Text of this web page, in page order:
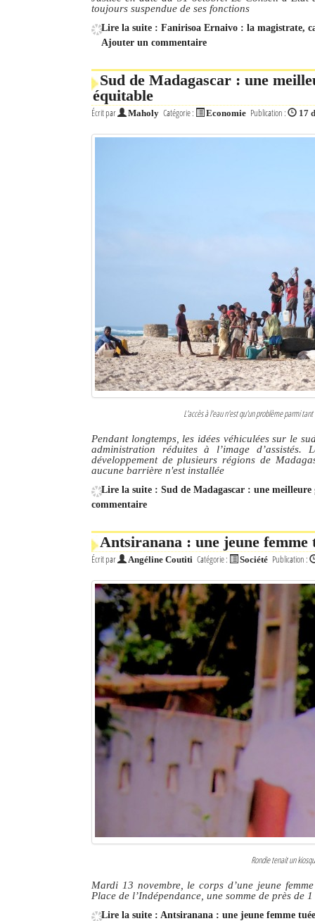
toujours suspendue de ses fonctions
Lire la suite : Fanirisoa Ernaivo : la magistrate,
Ajouter un commentaire
Sud de Madagascar : une
équitable
Écrit par Maholy Catégorie : Economie Publication : 17
L'accès à l'eau n'est qu'un problème parmi
Pendant longtemps, les idées véhiculées sur le
administration réduites à l’image
développement de plusieurs régions de
aucune barrière n'est installée
Lire la suite : Sud de Madagascar : une
commentaire
Antsiranana : une jeune femme
Écrit par Angéline Coutiti Catégorie : Société Publication :
Rondie tenait un
Mardi 13 novembre, le corps d’une jeune
Place de l’Indépendance, une somme de près
Lire la suite : Antsiranana : une jeune femme